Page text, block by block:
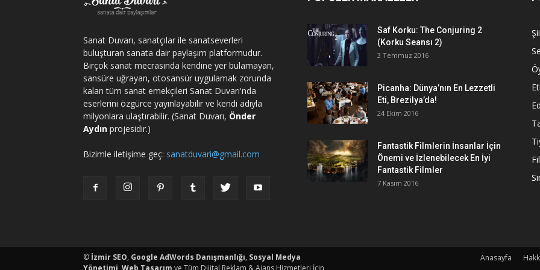
Sanat Duvarı, sanatçılar ile sanatseverleri
buluşturan sanata dair paylaşım platformudur.
Birçok sanat mecrasında kendine yer bulamayan,
sansüre uğrayan, otosansür uygulamak zorunda
kalan tüm sanat emekçileri Sanat Duvarı'nda
eserlerini özgürce yayınlayabilir ve kendi adıyla
milyonlara ulaştırabilir. (Sanat Duvarı, Önder
Aydın projesidir.)
Bizimle iletişime geç: sanatduvari@gmail.com
Saf Korku: The Conjuring 2
(Korku Seansı 2)
3 Temmuz 2016
Picanha: Dünya’nın En Lezzetli
Eti, Brezilya’da!
24 Ekim 2016
Fantastik Filmlerin İnsanlar İçin
Önemi ve İzlenebilecek En İyi
Fantastik Filmler
7 Kasım 2016
Anasayfa
porno
© İzmir SEO, Google AdWords Danışmanlığı, Sosyal Medya
Yönetimi Web Tasarım ve Tüm Dijital Reklam & Ajans Hizmetleri İçin